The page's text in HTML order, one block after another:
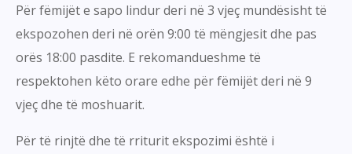
Për fëmijët e sapo lindur deri në 3 vjeç mundësisht të
ekspozohen deri në orën 9:00 të mëngjesit dhe pas
orës 18:00 pasdite. E rekomandueshme të
respektohen këto orare edhe për fëmijët deri në 9
vjeç dhe të moshuarit.
Për të rinjtë dhe të rriturit ekspozimi është i